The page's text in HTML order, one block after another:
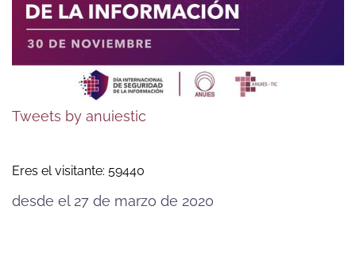
Tweets by anuiestic
Eres el visitante: 59440
desde el 27 de marzo de 2020